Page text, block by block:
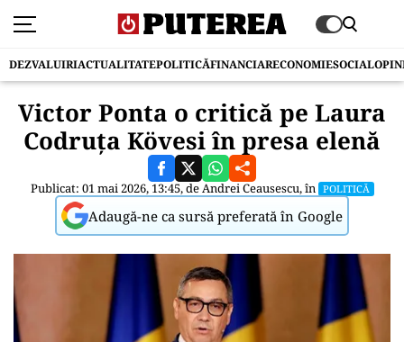
DEZVALUIRIACTUALITATEPOLITICĂFINANCIARECONOMIESOCIAL
Victor Ponta o critică pe Laura
Codruța Kövesi în presa elenă
Publicat: 01 mai 2026, 13:45, deAndrei Ceausescu, în POLITICĂ
Adaugă-ne ca sursă preferată în Google